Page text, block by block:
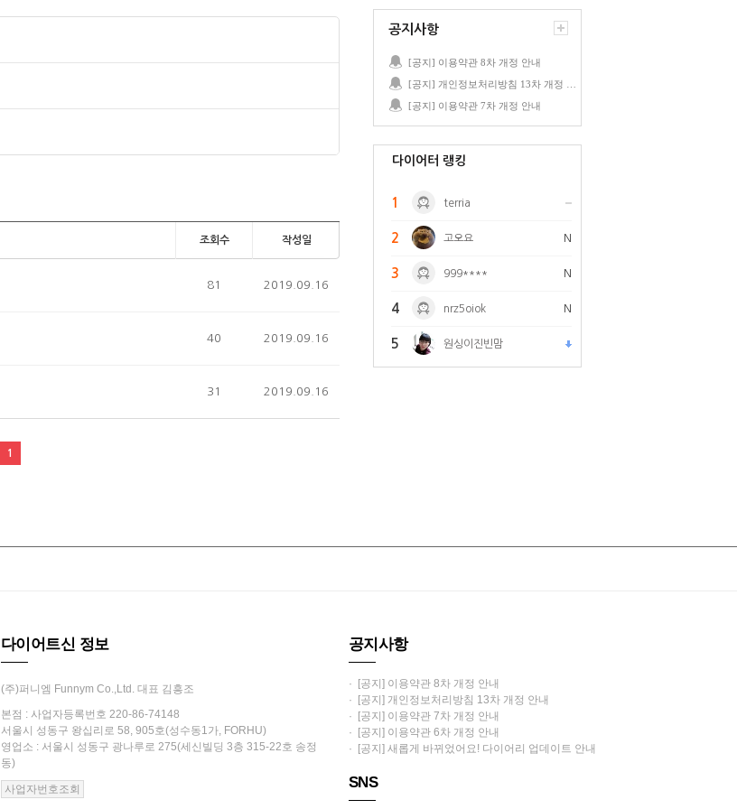
조회수 작성일
81 2019.09.16
40 2019.09.16
31 2019.09.16
1
공지사항
[공지] 이용약관 8차 개정 안내
[공지] 이용약관 7차 개정 안내
다이어터 랭킹
1 terria
2 고오요 N
3 999**** N
4 nrz5oiok N
5 원싱이진빈맘
다이어트신 정보
(주)퍼니엠 Funnym Co.,Ltd. 대표 김흥조
본점 : 사업자등록번호 220-86-74148
서울시 성동구 왕십리로 58, 905호(성수동1가, FORHU)
영업소 : 서울시 성동구 광나루로 275(세신빌딩 3층 315-22호 송정
동)
사업자번호조회
공지사항
· [공지] 이용약관 8차 개정 안내
· [공지] 개인정보처리방침 13차 개정 안내
· [공지] 이용약관 7차 개정 안내
· [공지] 이용약관 6차 개정 안내
· [공지] 새롭게 바뀌었어요! 다이어리 업데이트 안내
SNS